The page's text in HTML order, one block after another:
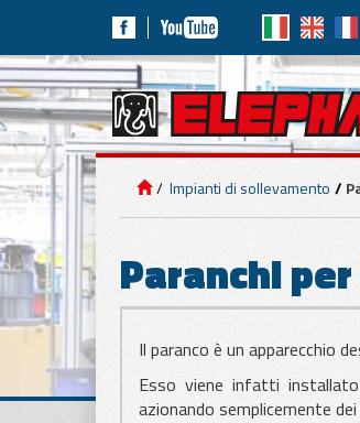
IMPIANTI DI
SOLLEVAMENTO
APPLICAZIONI
APPLICAZIONI
PER MARMO E
CEMENTO
Impianti di sollevamento
Paranchi per
Il paranco è un apparecchio
Esso viene infatti
azionando semplicemente